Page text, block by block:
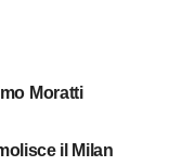
Moratti
il Milan